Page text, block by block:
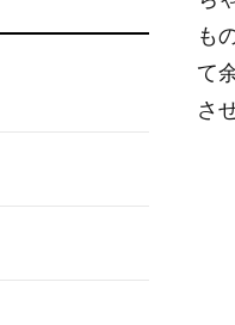
も
て
さ